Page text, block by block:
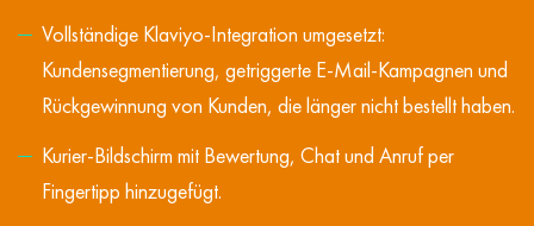
Vollständige Klaviyo-Integration umgesetzt:
Kundensegmentierung, getriggerte E-Mail-Kampagnen und
Rückgewinnung von Kunden, die länger nicht bestellt haben.
Kurier-Bildschirm mit Bewertung, Chat und Anruf per
Fingertipp hinzugefügt.